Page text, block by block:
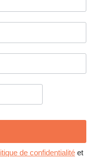
de confidentialité et